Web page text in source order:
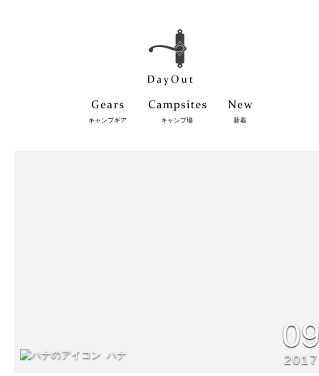
キャンプギア キャンプ場 新着
ハナ 2017